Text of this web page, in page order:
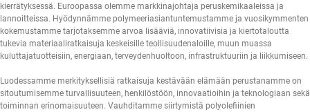
kierrätyksessä. Euroopassa olemme markkinajohtaja peruskemikaaleissa ja
lannoitteissa. Hyödynnämme polymeeriasiantuntemustamme ja vuosikymmenten
kokemustamme tarjotaksemme arvoa lisääviä, innovatiivisia ja kiertotaloutta
tukevia materiaaliratkaisuja keskeisille teollisuudenaloille, muun muassa
kuluttajatuotteisiin, energiaan, terveydenhuoltoon, infrastruktuuriin ja liikkumiseen.
Luodessamme merkityksellisiä ratkaisuja kestävään elämään perustanamme on
sitoutumisemme turvallisuuteen, henkilöstöön, innovaatioihin ja teknologiaan sekä
toiminnan erinomaisuuteen. Vauhditamme siirtymistä polyolefiinien